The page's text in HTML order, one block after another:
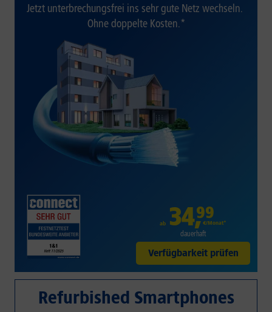
Jetzt unterbrechungsfrei ins sehr gute Netz wechseln.
Ohne doppelte Kosten.*
ab 34,99
€/Monat*
dauerhaft
Verfügbarkeit prüfen
Refurbished Smartphones